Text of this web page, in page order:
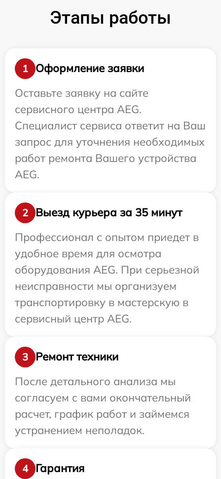
Этапы работы
1
Оформление заявки
Оставьте заявку на сайте
сервисного центра AEG.
Специалист сервиса ответит на Ваш
запрос для уточнения необходимых
работ ремонта Вашего устройства
AEG.
2
Выезд курьера за 35 минут
Профессионал с опытом приедет в
удобное время для осмотра
оборудования AEG. При серьезной
неисправности мы организуем
транспортировку в мастерскую в
сервисный центр AEG.
3
Ремонт техники
После детального анализа мы
согласуем с вами окончательный
расчет, график работ и займемся
устранением неполадок.
4 Гарантия